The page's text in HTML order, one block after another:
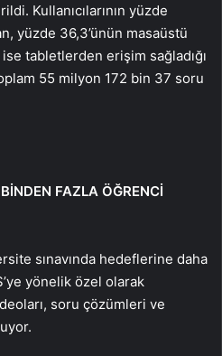
Kullanıcılarının yüzde
yüzde 36,3’ünün masaüstü
tabletlerden erişim sağladığı
55 milyon 172 bin 37 soru
FAZLA ÖĞRENCİ
sınavında hedeflerine daha
yönelik özel olarak
soru çözümleri ve